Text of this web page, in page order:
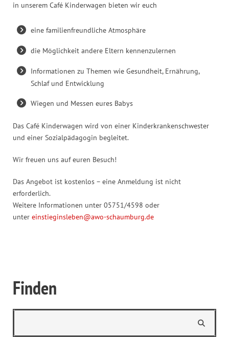
in unserem Café Kinderwagen bieten wir euch
eine familienfreundliche Atmosphäre
die Möglichkeit andere Eltern kennenzulernen
Informationen zu Themen wie Gesundheit, Ernährung,
Schlaf und Entwicklung
Wiegen und Messen eures Babys
Das Café Kinderwagen wird von einer Kinderkrankenschwester
und einer Sozialpädagogin begleitet.
Wir freuen uns auf euren Besuch!
Das Angebot ist kostenlos – eine Anmeldung ist nicht
erforderlich.
Weitere Informationen unter 05751/4598 oder
unter einstieginsleben@awo-schaumburg.de
Finden